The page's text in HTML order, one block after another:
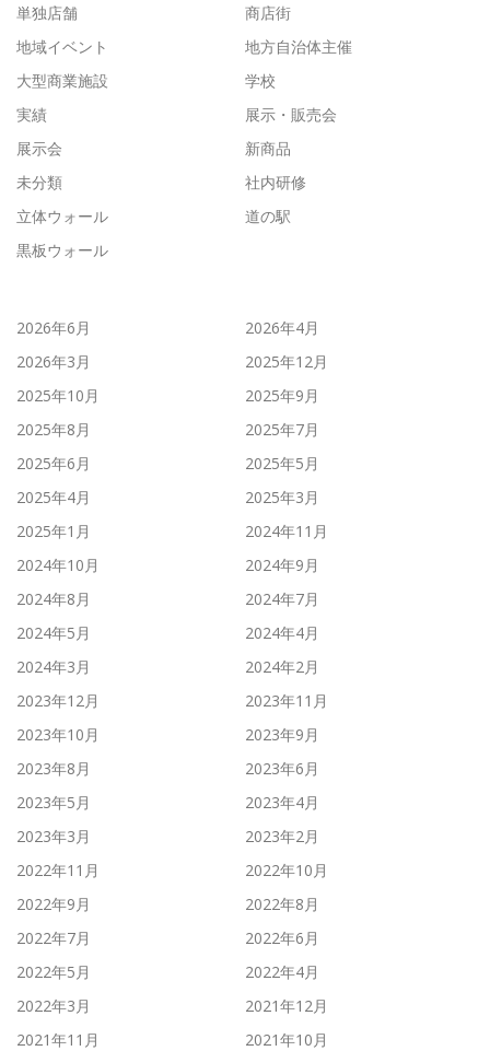
単独店舗
商店街
地域イベント
地方自治体主催
大型商業施設
学校
実績
展示・販売会
展示会
新商品
未分類
社内研修
立体ウォール
道の駅
黒板ウォール
2026年6月
2026年4月
2026年3月
2025年12月
2025年10月
2025年9月
2025年8月
2025年7月
2025年6月
2025年5月
2025年4月
2025年3月
2025年1月
2024年11月
2024年10月
2024年9月
2024年8月
2024年7月
2024年5月
2024年4月
2024年3月
2024年2月
2023年12月
2023年11月
2023年10月
2023年9月
2023年8月
2023年6月
2023年5月
2023年4月
2023年3月
2023年2月
2022年11月
2022年10月
2022年9月
2022年8月
2022年7月
2022年6月
2022年5月
2022年4月
2022年3月
2021年12月
2021年11月
2021年10月